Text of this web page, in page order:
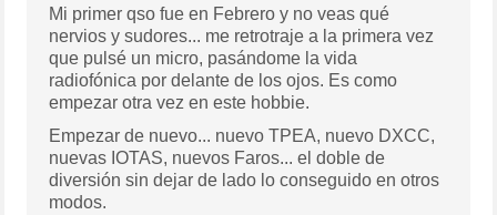
Mi primer qso fue en Febrero y no veas qué
nervios y sudores... me retrotraje a la primera vez
que pulsé un micro, pasándome la vida
radiofónica por delante de los ojos. Es como
empezar otra vez en este hobbie.
Empezar de nuevo... nuevo TPEA, nuevo DXCC,
nuevas IOTAS, nuevos Faros... el doble de
diversión sin dejar de lado lo conseguido en otros
modos.